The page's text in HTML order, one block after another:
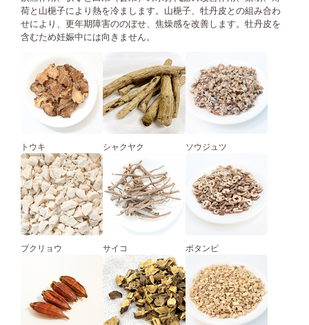
荷と山梔子により熱を冷まします。山梔子、牡丹皮との組み合わ
せにより、更年期障害ののぼせ、焦燥感を改善します。牡丹皮を
含むため妊娠中には向きません。
トウキ シャクヤク ソウジュツ
ブクリョウ サイコ ボタンピ